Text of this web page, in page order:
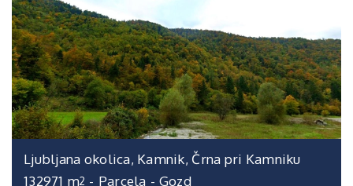
Ljubljana okolica, Kamnik, Črna pri Kamniku
132971 m2 - Parcela - Gozd